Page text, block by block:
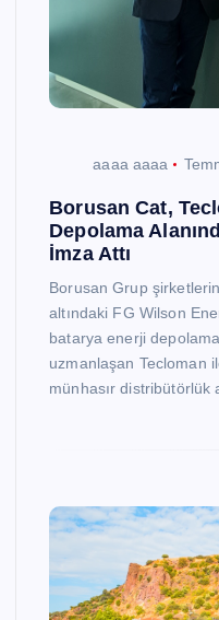
aaaa aaaa
Borusan Cat,
Depolama
İmza Attı
Borusan Grup
altındaki FG Wilson
batarya enerji
uzmanlaşan Tecloman
münhasır distribütörlük